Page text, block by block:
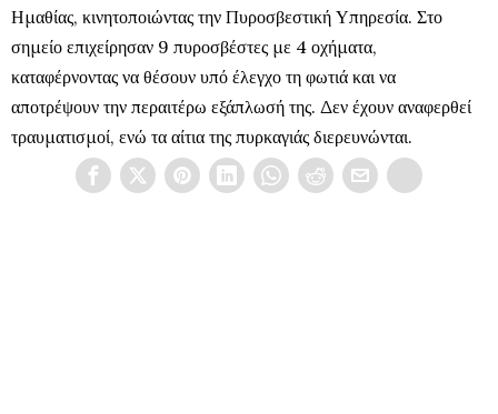
Ημαθίας, κινητοποιώντας την Πυροσβεστική Υπηρεσία. Στο
σημείο επιχείρησαν 9 πυροσβέστες με 4 οχήματα,
καταφέρνοντας να θέσουν υπό έλεγχο τη φωτιά και να
αποτρέψουν την περαιτέρω εξάπλωσή της. Δεν έχουν αναφερθεί
τραυματισμοί, ενώ τα αίτια της πυρκαγιάς διερευνώνται.